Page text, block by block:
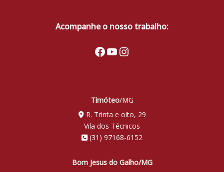
Acompanhe o nosso trabalho:
Facebook
Youtube
Instagram
Timóteo/MG
R. Trinta e oito, 29
Vila dos Técnicos
(31) 97168-6152
Bom Jesus do Galho/MG